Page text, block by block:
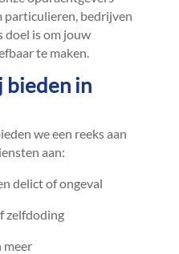
particulieren, bedrijven
doel is om jouw
te maken.​
bieden in
we een reeks aan
aan:
delict of ongeval
zelfdoding
meer